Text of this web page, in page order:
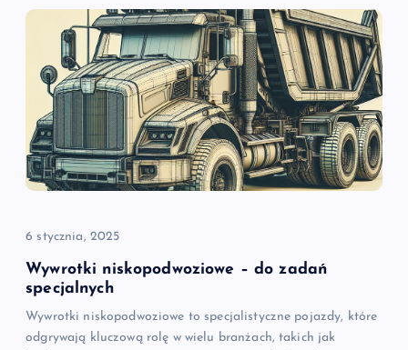
6 stycznia, 2025
Wywrotki niskopodwoziowe – do zadań
specjalnych
Wywrotki niskopodwoziowe to specjalistyczne pojazdy, które
odgrywają kluczową rolę w wielu branżach, takich jak